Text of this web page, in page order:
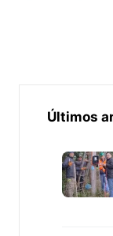
Últimos